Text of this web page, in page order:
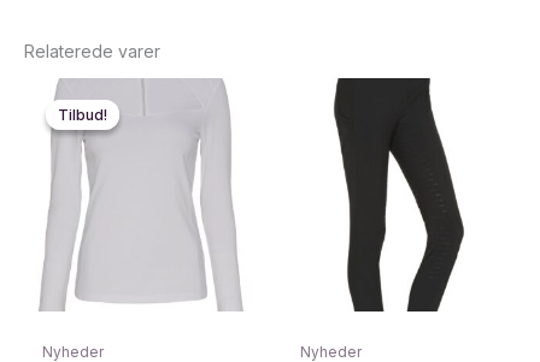
Relaterede varer
Tilbud!
Tilbud!
Nyheder Nyheder